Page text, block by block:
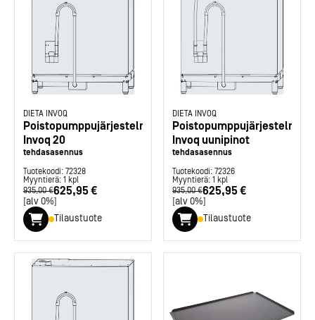
DIETA INVOQ
Poistopumppujärjestelmä
Invoq 20
tehdasasennus
Tuotekoodi: 72328
Myyntierä: 1 kpl
935,00 €625,95 €
[alv 0%]
Tilaustuote
DIETA INVOQ
Poistopumppujärjestelmä
Invoq uunipinot
tehdasasennus
Tuotekoodi: 72326
Myyntierä: 1 kpl
935,00 €625,95 €
[alv 0%]
Tilaustuote